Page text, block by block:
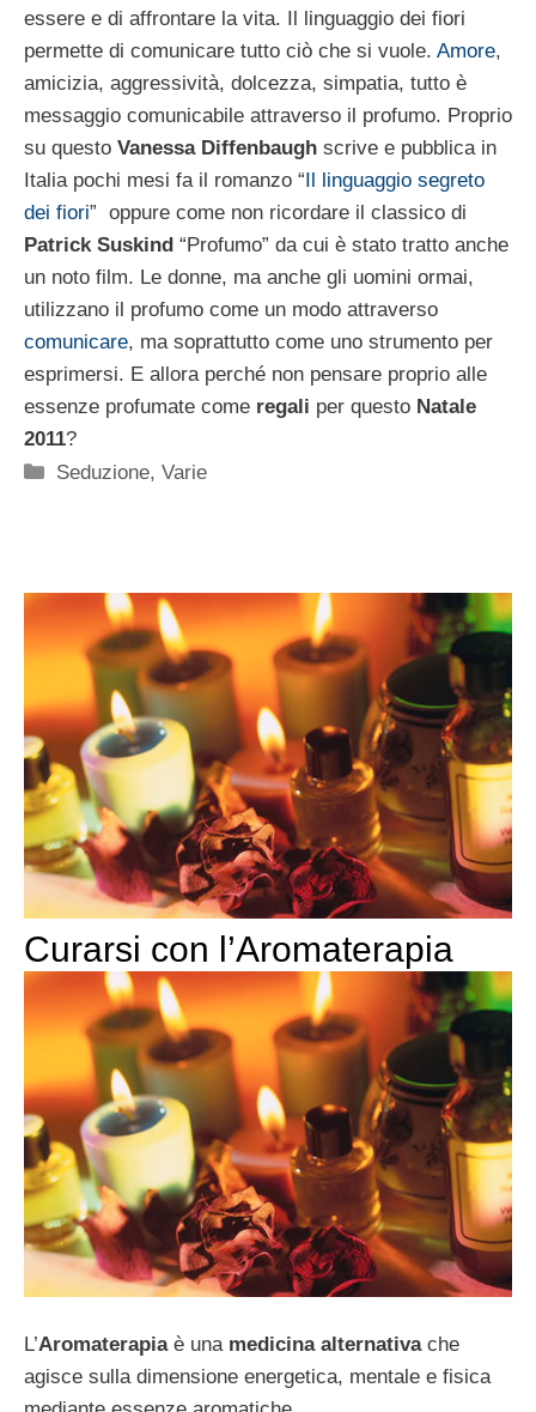
essere e di affrontare la vita. Il linguaggio dei fiori
permette di comunicare tutto ciò che si vuole. Amore,
amicizia, aggressività, dolcezza, simpatia, tutto è
messaggio comunicabile attraverso il profumo. Proprio
su questo Vanessa Diffenbaugh scrive e pubblica in
Italia pochi mesi fa il romanzo “Il linguaggio segreto
dei fiori” oppure come non ricordare il classico di
Patrick Suskind “Profumo” da cui è stato tratto anche
un noto film. Le donne, ma anche gli uomini ormai,
utilizzano il profumo come un modo attraverso
comunicare, ma soprattutto come uno strumento per
esprimersi. E allora perché non pensare proprio alle
essenze profumate come regali per questo Natale
2011?
Categorie
Seduzione,Varie
Curarsi con l’Aromaterapia
L’Aromaterapiaè una medicina alternativache
agisce sulla dimensione energetica, mentale e fisica